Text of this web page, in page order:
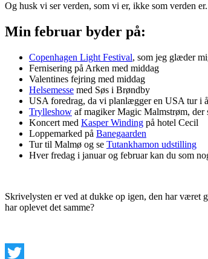
Og husk vi ser verden, som vi er, ikke som verden er.
Min februar byder på:
Copenhagen Light Festival, som jeg glæder
Fernisering på Arken med middag
Valentines fejring med middag
Helsemesse med Søs i Brøndby
USA foredrag, da vi planlægger en USA tur i
Trylleshow af magiker Magic Malmstrøm, der
Koncert med Kasper Winding på hotel Cecil
Loppemarked på Banegaarden
Tur til Malmø og se Tutankhamon udstilling
Hver fredag i januar og februar kan du som
Skrivelysten er ved at dukke op igen, den har været
har oplevet det samme?